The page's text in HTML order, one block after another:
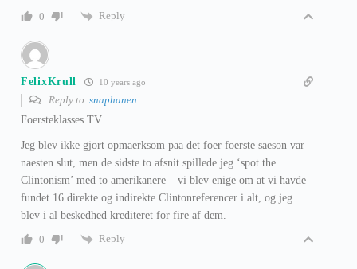
0
Reply
FelixKrull 10 years ago
Reply to snaphanen
Foersteklasses TV.
Jeg blev ikke gjort opmaerksom paa det foer foerste saeson var
naesten slut, men de sidste to afsnit spillede jeg ‘spot the
Clintonism’ med to amerikanere – vi blev enige om at vi havde
fundet 16 direkte og indirekte Clintonreferencer i alt, og jeg
blev i al beskedhed krediteret for fire af dem.
0
Reply